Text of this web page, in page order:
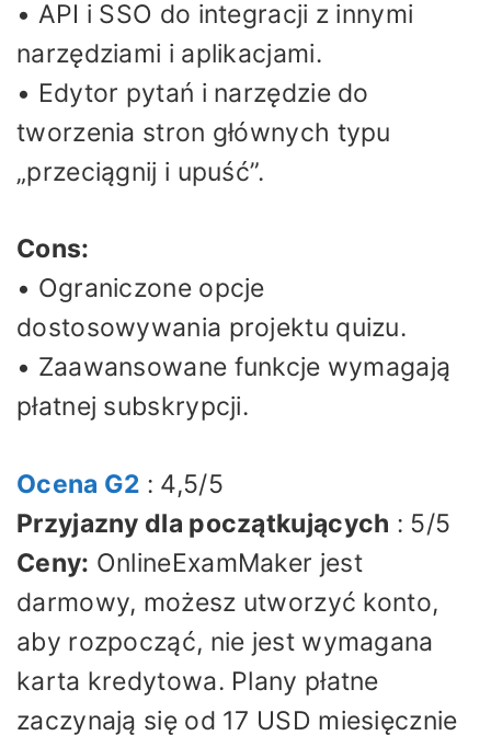
• API i SSO do integracji z innymi
narzędziami i aplikacjami.
• Edytor pytań i narzędzie do
tworzenia stron głównych typu
„przeciągnij i upuść”.
Cons:
• Ograniczone opcje
dostosowywania projektu quizu.
• Zaawansowane funkcje wymagają
płatnej subskrypcji.
Ocena G2 : 4,5/5
Przyjazny dla początkujących : 5/5
Ceny: OnlineExamMaker jest
darmowy, możesz utworzyć konto,
aby rozpocząć, nie jest wymagana
karta kredytowa. Plany płatne
zaczynają się od 17 USD miesięcznie